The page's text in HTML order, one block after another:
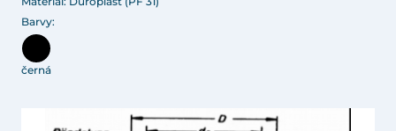
Barvy:
černá